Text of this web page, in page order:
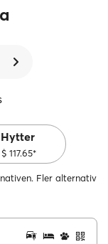
Hytter
117.65*
Fler alternativ